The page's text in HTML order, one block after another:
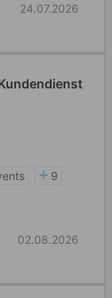
24.07.2026
9
02.08.2026